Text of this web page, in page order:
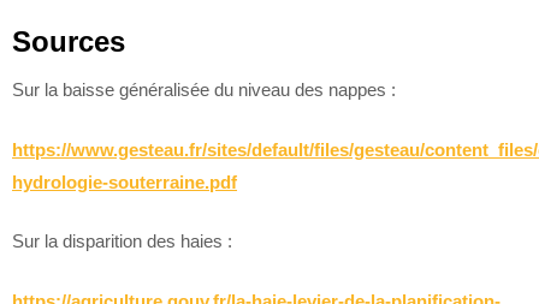
Sources
Sur la baisse généralisée du niveau des nappes :
https://www.gesteau.fr/sites/default/files/gesteau/
hydrologie-souterraine.pdf
Sur la disparition des haies :